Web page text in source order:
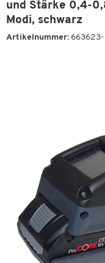
und Stärke 0,4-
Modi, schwarz
Artikelnummer: 663623-